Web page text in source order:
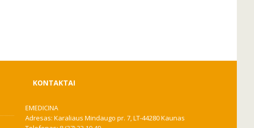
KONTAKTAI
EMEDICINA
Adresas: Karaliaus Mindaugo pr. 7, LT-44280 Kaunas